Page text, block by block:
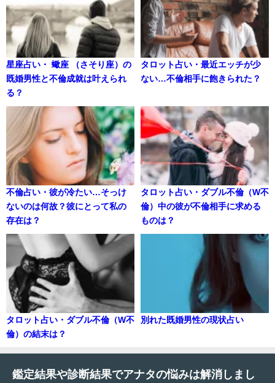
星座占い・ 蠍座 （さそり座）の
既婚男性と不倫成就は叶えられ
る？
タロット占い・最近エッチが少
ない…不倫相手に飽きられた？
不倫占い・彼が冷たい…そっけ
ないのは何故？彼にとって私の
存在は？
タロット占い・ダブル不倫（W不
倫）中の彼が不倫相手に求める
ものは？
タロット占い・ダブル不倫（W不
倫）の結末は？
別れた既婚男性の現状占い
鑑定結果や診断結果でアナタの悩みは解消しまし